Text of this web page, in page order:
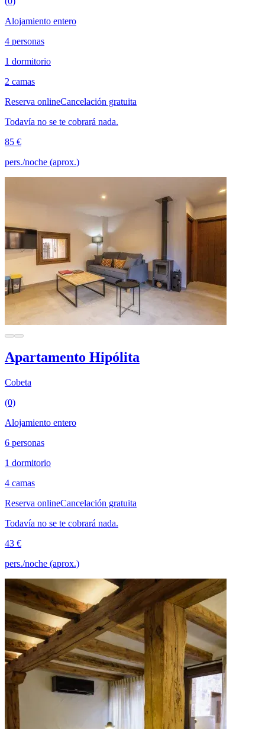
Alojamiento entero
4 personas
1 dormitorio
2 camas
Reserva onlineCancelación gratuita
Todavía no se te cobrará nada.
85 €
pers./noche (aprox.)
Apartamento Hipólita
Cobeta
(0)
Alojamiento entero
6 personas
1 dormitorio
4 camas
Reserva onlineCancelación gratuita
Todavía no se te cobrará nada.
43 €
pers./noche (aprox.)